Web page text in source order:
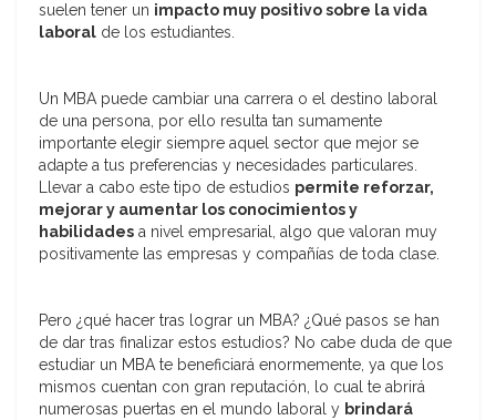
suelen tener un impacto muy positivo sobre la vida
laboral de los estudiantes.
Un MBA puede cambiar una carrera o el destino laboral
de una persona, por ello resulta tan sumamente
importante elegir siempre aquel sector que mejor se
adapte a tus preferencias y necesidades particulares.
Llevar a cabo este tipo de estudios permite reforzar,
mejorar y aumentar los conocimientos y
habilidades a nivel empresarial, algo que valoran muy
positivamente las empresas y compañías de toda clase.
Pero ¿qué hacer tras lograr un MBA? ¿Qué pasos se han
de dar tras finalizar estos estudios? No cabe duda de que
estudiar un MBA te beneficiará enormemente, ya que los
mismos cuentan con gran reputación, lo cual te abrirá
numerosas puertas en el mundo laboral y brindará